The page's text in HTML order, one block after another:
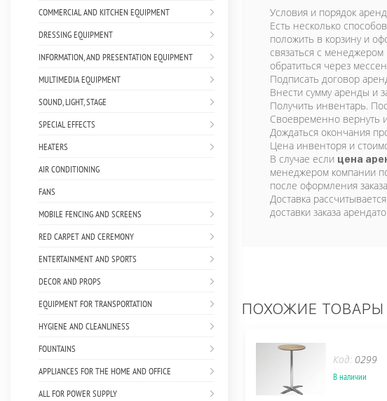
COMMERCIAL AND KITCHEN EQUIPMENT
DRESSING EQUIPMENT
INFORMATION, AND PRESENTATION EQUIPMENT
MULTIMEDIA EQUIPMENT
SOUND, LIGHT, STAGE
SPECIAL EFFECTS
HEATERS
AIR CONDITIONING
FANS
MOBILE FENCING AND SCREENS
RED CARPET AND CEREMONY
ENTERTAINMENT AND SPORTS
DECOR AND PROPS
EQUIPMENT FOR TRANSPORTATION
HYGIENE AND CLEANLINESS
FOUNTAINS
APPLIANCES FOR THE HOME AND OFFICE
ALL FOR POWER SUPPLY
Условия и порядок
Есть несколько способов
положить в корзину и
связаться с
обратиться через
Подписать договор
Внести сумму аренды и
Получить инвентарь.
Своевременно вернуть
Дождаться окончания
Цена инвенторя и
В случае если цена
менеджером компании
после оформления
Доставка
доставки заказа
ПОХОЖИЕ ТОВАРЫ
Код: 0299
В наличии